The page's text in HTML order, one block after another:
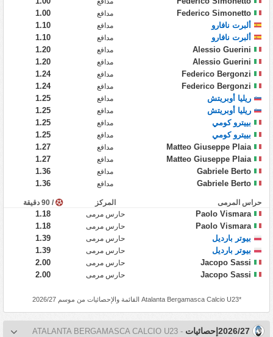
Federico Simonetto
مدافع
1.00
ألبرت نافارو
مدافع
1.10
ألبرت نافارو
مدافع
1.10
Alessio Guerini
مدافع
1.20
Alessio Guerini
مدافع
1.20
Federico Bergonzi
مدافع
1.24
Federico Bergonzi
مدافع
1.24
ريليا أوبريتش
مدافع
1.25
ريليا أوبريتش
مدافع
1.25
بييترو كومي
مدافع
1.25
بييترو كومي
مدافع
1.25
Matteo Giuseppe Plaia
مدافع
1.27
Matteo Giuseppe Plaia
مدافع
1.27
Gabriele Berto
مدافع
1.36
Gabriele Berto
مدافع 1.36
حراس المرمى المركز / 90 دقيقة
Paolo Vismara حارس مرمى
1.18
Paolo Vismara
حارس مرمى
1.18
بيوتر بارديل
حارس مرمى
1.39
بيوتر بارديل
حارس مرمى
1.39
Jacopo Sassi
حارس مرمى
2.00
Jacopo Sassi
حارس مرمى 2.00
*
Atalanta Bergamasca Calcio U23 القائمة والإحصائيات من موسم 2026/27
2026/27إحصائيات - ATALANTA BERGAMASCA CALCIO U23